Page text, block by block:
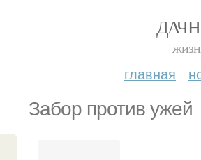
главная
Забор против ужей